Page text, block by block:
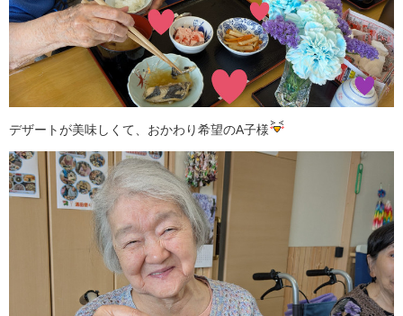
デザートが美味しくて、おかわり希望のA子様